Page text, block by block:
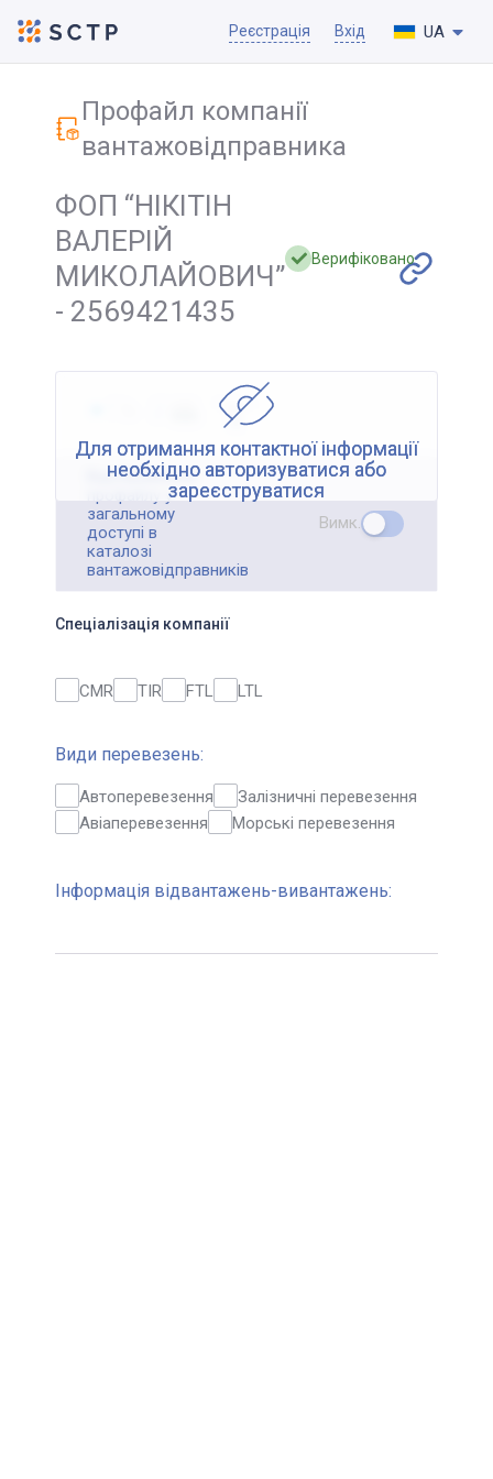
Реєстрація Вхід UA
Профайл компанії
вантажовідправника
ФОП “НІКІТІН
ВАЛЕРІЙ
МИКОЛАЙОВИЧ”
- 2569421435
Верифіковано
Для отримання контактної інформації
необхідно авторизуватися або
зареєструватися
Відображення
профайлу у
загальному
доступі в
каталозі
вантажовідправників
Вимк.
Спеціалізація компанії
CMR TIR FTL LTL
Види перевезень:
Автоперевезення
Залізничні перевезення
Авіаперевезення
Морські перевезення
Інформація відвантажень-вивантажень: